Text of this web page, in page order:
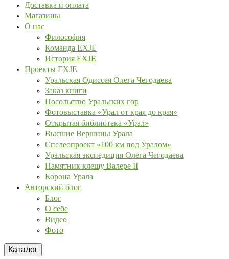
Доставка и оплата
Магазины
О нас
Философия
Команда EXJE
История EXJE
Проекты EXJE
Уральская Одиссея Олега Чегодаева
Заказ книги
Посольство Уральских гор
Фотовыставка «Урал от края до края»
Открытая библиотека «Урал»
Высшие Вершины Урала
Спелеопроект «100 км под Уралом»
Уральская экспедиция Олега Чегодаева
Памятник клещу Валере II
Корона Урала
Авторский блог
Блог
О себе
Видео
Фото
Каталог